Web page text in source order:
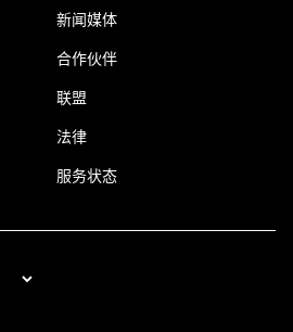
新闻媒体
合作伙伴
联盟
法律
服务状态